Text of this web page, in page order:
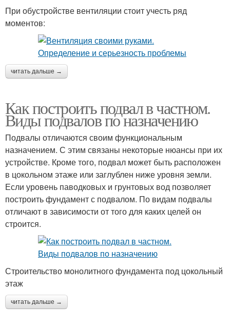
При обустройстве вентиляции стоит учесть ряд
моментов:
читать дальше →
Как построить подвал в частном.
Виды подвалов по назначению
Подвалы отличаются своим функциональным
назначением. С этим связаны некоторые нюансы при их
устройстве. Кроме того, подвал может быть расположен
в цокольном этаже или заглублен ниже уровня земли.
Если уровень паводковых и грунтовых вод позволяет
построить фундамент с подвалом. По видам подвалы
отличают в зависимости от того для каких целей он
строится.
Строительство монолитного фундамента под цокольный
этаж
читать дальше →